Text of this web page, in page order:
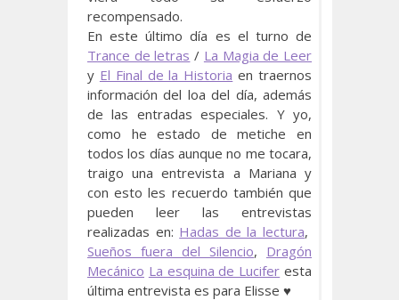
recompensado.
En este último día es el turno de
Trance de letras / La Magia de Leer
y El Final de la Historia en traernos
información del loa del día, además
de las entradas especiales. Y yo,
como he estado de metiche en
todos los días aunque no me tocara,
traigo una entrevista a Mariana y
con esto les recuerdo también que
pueden leer las entrevistas
realizadas en: Hadas de la lectura,
Sueños fuera del Silencio, Dragón
Mecánico La esquina de Lucifer esta
última entrevista es para Elisse ♥